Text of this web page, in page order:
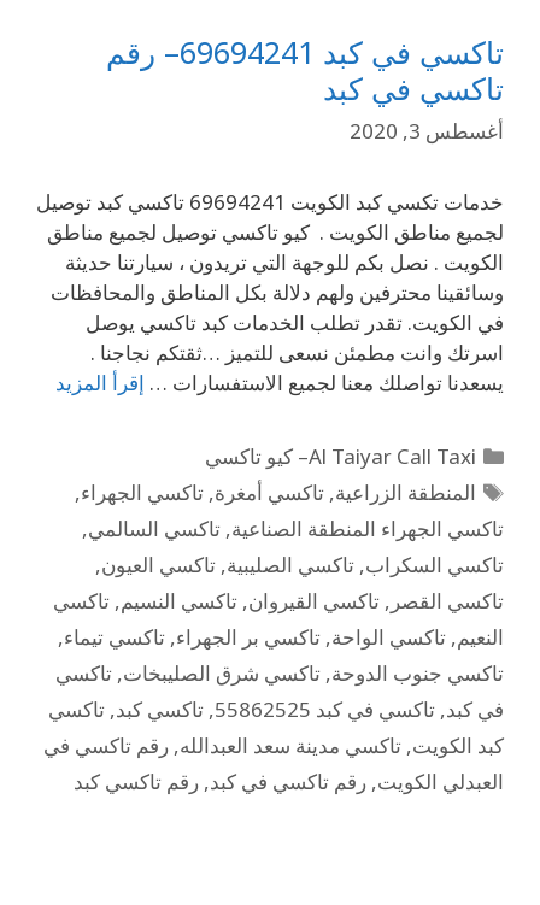
تاكسي في كبد 69694241– رقم
تاكسي في كبد
أغسطس 3, 2020
خدمات تكسي كبد الكويت 69694241 تاكسي كبد توصيل
لجميع مناطق الكويت . كيو تاكسي توصيل لجميع مناطق
الكويت . نصل بكم للوجهة التي تريدون ، سيارتنا حديثة
وسائقينا محترفين ولهم دلالة بكل المناطق والمحافظات
في الكويت. تقدر تطلب الخدمات كبد تاكسي يوصل
اسرتك وانت مطمئن نسعى للتميز …ثقتكم نجاجنا .
يسعدنا تواصلك معنا لجميع الاستفسارات … إقرأ المزيد
Al Taiyar Call Taxi– كيو تاكسي
المنطقة الزراعية,تاكسي أمغرة,تاكسي الجهراء,
تاكسي الجهراء المنطقة الصناعية, تاكسي السالمي,
تاكسي السكراب, تاكسي الصليبية, تاكسي العيون,
تاكسي القصر , تاكسي القيروان, تاكسي النسيم, تاكسي
النعيم, تاكسي الواحة, تاكسي بر الجهراء, تاكسي تيماء,
تاكسي جنوب الدوحة, تاكسي شرق الصليبخات, تاكسي
في كبد, تاكسي في كبد 55862525 , تاكسي كبد, تاكسي
كبد الكويت, تاكسي مدينة سعد العبدالله, رقم تاكسي في
العبدلي الكويت, رقم تاكسي في كبد, رقم تاكسي كبد